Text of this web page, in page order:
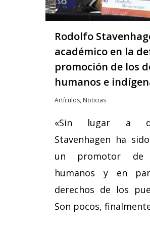
Rodolfo
académico en la
promoción de los
humanos e
Artículos, Noticias
«Sin lugar a
Stavenhagen ha
un promotor de
humanos y en
derechos de los
Son pocos,